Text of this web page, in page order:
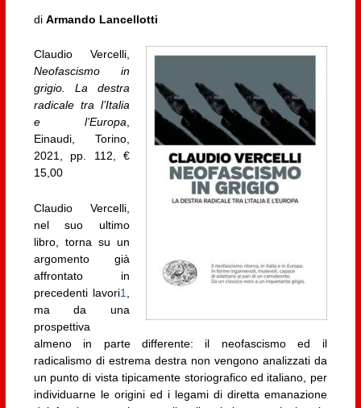
di Armando Lancellotti
Claudio Vercelli,
Neofascismo in
grigio. La destra
radicale tra l’Italia
e l’Europa,
Einaudi, Torino,
2021, pp. 112, €
15,00
Claudio Vercelli,
nel suo ultimo
libro, torna su un
argomento già
affrontato in
precedenti lavori1
ma da una
prospettiva
almeno in parte differente: il neofascismo ed il
radicalismo di estrema destra non vengono analizzati da
un punto di vista tipicamente storiografico ed italiano, per
individuarne le origini ed i legami di diretta emanazione